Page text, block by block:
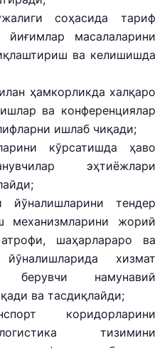
соҳасида тариф
масалаларини
ва келишишда
ҳамкорликда халқаро
ва конференциялар
ишлаб чиқади;
кўрсатишда ҳаво
эҳтиёжлари
йўналишларини тендер
механизмларини жорий
шаҳарлараро ва
хизмат
берувчи намунавий
ва тасдиқлайди;
коридорларини
тизимини